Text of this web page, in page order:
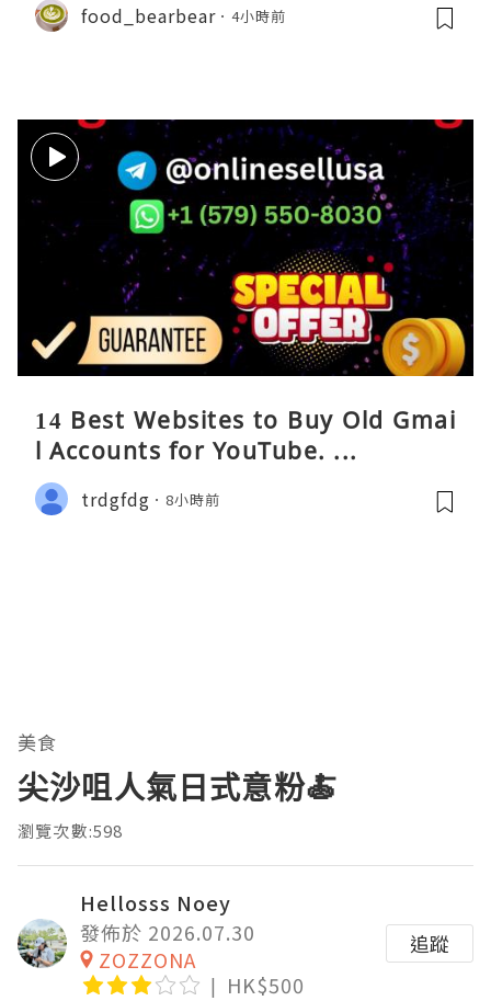
food_bearbear 4小時前
14 Best Websites to Buy Old Gmai
l Accounts for YouTube. ...
trdgfdg 8小時前
美食
尖沙咀人氣日式意粉🍝
瀏覽次數:598
Hellosss Noey
發佈於 2026.07.30
ZOZZONA
HK$500
追蹤